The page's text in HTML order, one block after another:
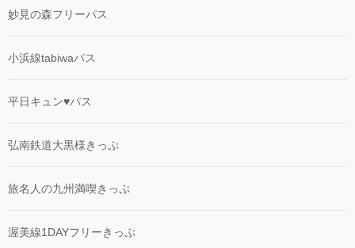
妙見の森フリーパス
小浜線tabiwaパス
平日キュン♥パス
弘南鉄道大黒様きっぷ
旅名人の九州満喫きっぷ
渥美線1DAYフリーきっぷ